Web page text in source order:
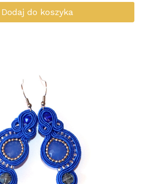
Dodaj do koszyka